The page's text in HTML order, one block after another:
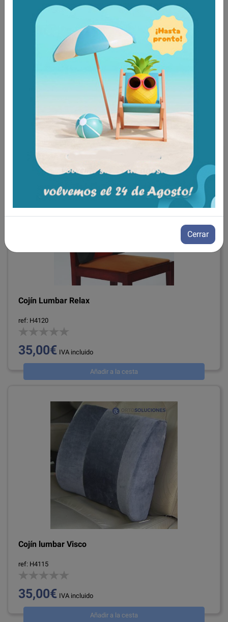
Aún no existen valoraciones para este
producto.
Tambien te recomendamos
Cojín Lumbar Relax
ref: H4120
35,00€ IVA incluido
Añadir a la cesta
Cojín lumbar Visco
ref: H4115
35,00€ IVA incluido
Añadir a la cesta
Cerrar